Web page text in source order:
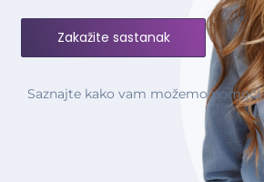
Zakažite sastanak
Saznajte kako vam možemo pomoći.